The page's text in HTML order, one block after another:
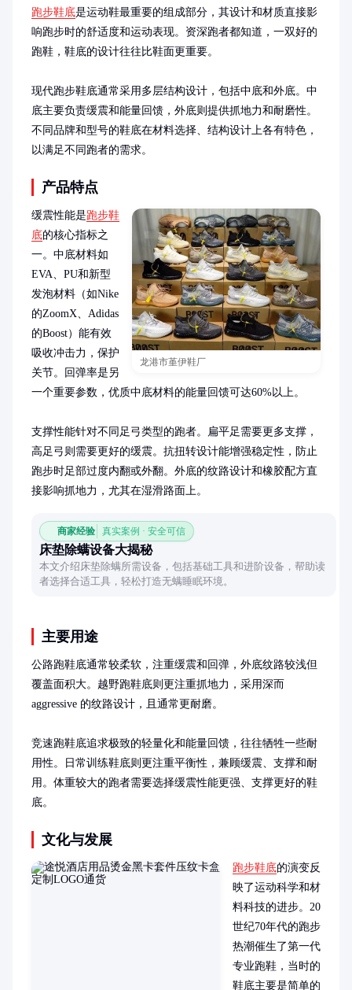
跑步鞋底是运动鞋最重要的组成部分，其设计和材质直接影
响跑步时的舒适度和运动表现。资深跑者都知道，一双好的
跑鞋，鞋底的设计往往比鞋面更重要。
现代跑步鞋底通常采用多层结构设计，包括中底和外底。中
底主要负责缓震和能量回馈，外底则提供抓地力和耐磨性。
不同品牌和型号的鞋底在材料选择、结构设计上各有特色，
以满足不同跑者的需求。
产品特点
龙港市堇伊鞋厂
缓震性能是跑步鞋
底的核心指标之
一。中底材料如
EVA、PU和新型
发泡材料（如Nike
的ZoomX、Adidas
的Boost）能有效
吸收冲击力，保护
关节。回弹率是另
一个重要参数，优质中底材料的能量回馈可达60%以上。
支撑性能针对不同足弓类型的跑者。扁平足需要更多支撑，
高足弓则需要更好的缓震。抗扭转设计能增强稳定性，防止
跑步时足部过度内翻或外翻。外底的纹路设计和橡胶配方直
接影响抓地力，尤其在湿滑路面上。
商家经验 真实案例 · 安全可信
床垫除螨设备大揭秘
本文介绍床垫除螨所需设备，包括基础工具和进阶设备，帮助读
者选择合适工具，轻松打造无螨睡眠环境。
主要用途
公路跑鞋底通常较柔软，注重缓震和回弹，外底纹路较浅但
覆盖面积大。越野跑鞋底则更注重抓地力，采用深而
aggressive 的纹路设计，且通常更耐磨。
竞速跑鞋底追求极致的轻量化和能量回馈，往往牺牲一些耐
用性。日常训练鞋底则更注重平衡性，兼顾缓震、支撑和耐
用。体重较大的跑者需要选择缓震性能更强、支撑更好的鞋
底。
文化与发展
跑步鞋底的演变反
映了运动科学和材
料科技的进步。20
世纪70年代的跑步
热潮催生了第一代
专业跑鞋，当时的
鞋底主要是简单的